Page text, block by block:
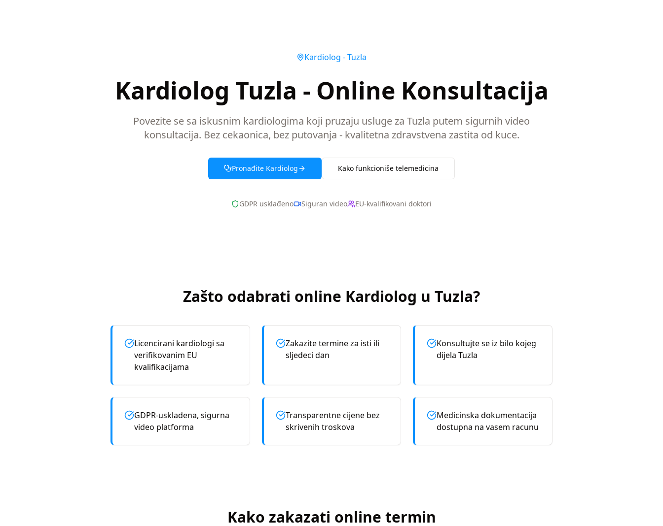
Kardiolog -Tuzla
Kardiolog Tuzla - Online Konsultacija
Povezite se sa iskusnim kardiologima koji pruzaju usluge za Tuzla putem sigurnih video
konsultacija. Bez cekaonica, bez putovanja - kvalitetna zdravstvena zastita od kuce.
Pronađite Kardiolog Kako funkcioniše telemedicina
GDPR usklađeno Siguran video EU-kvalifikovani doktori
Zašto odabrati online Kardiolog u Tuzla?
Licencirani kardiologi sa
verifikovanim EU
kvalifikacijama
Zakazite termine za isti ili
sljedeci dan
Konsultujte se iz bilo kojeg
dijela Tuzla
GDPR-uskladena, sigurna
video platforma
Transparentne cijene bez
skrivenih troskova
Medicinska dokumentacija
dostupna na vasem racunu
Kako zakazati online termin